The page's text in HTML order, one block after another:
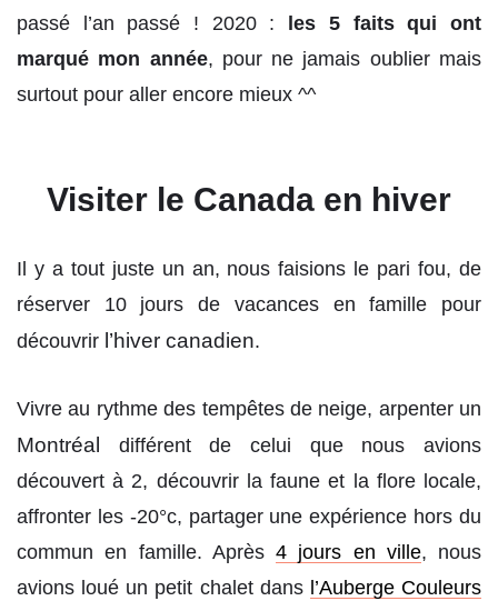
passé l’an passé ! 2020 :
les 5 faits qui ont
marqué mon année, pour ne jamais oublier mais
surtout pour aller encore mieux ^^
Visiter le Canada en hiver
Il y a tout juste un an, nous faisions le pari fou, de
réserver 10 jours de vacances en famille pour
découvrir l’hiver canadien.
Vivre au rythme des tempêtes de neige, arpenter un
Montréal
différent de celui que nous avions
découvert à 2, découvrir la faune et la flore locale,
affronter les -20°c, partager une expérience hors du
commun en famille. Après 4 jours en ville, nous
avions loué un petit chalet dans l’Auberge Couleurs